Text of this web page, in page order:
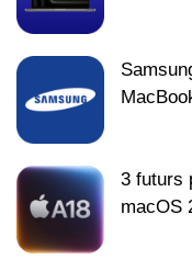
3 futurs
macOS